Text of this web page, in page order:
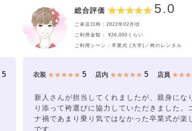
5
総合評価 5.0
ご来店日時：2022年02月頃
ご利用金額： ¥26,000くらい
ご利用シーン：卒業式 (大学)／袴のレンタル
衣装 ★★★★★5 店内 ★★★★★ 5 店員
新人さんが担当してくれましたが、親身にな
り添って袴選びに協力していただきました。
ナ禍であまり乗り気ではなかった卒業式が楽
です。